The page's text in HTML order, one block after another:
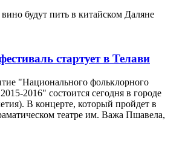
стартует в Телави
"Национального фольклорного
2016" состоится сегодня в городе
В концерте, который пройдет в
театре им. Важа Пшавела,